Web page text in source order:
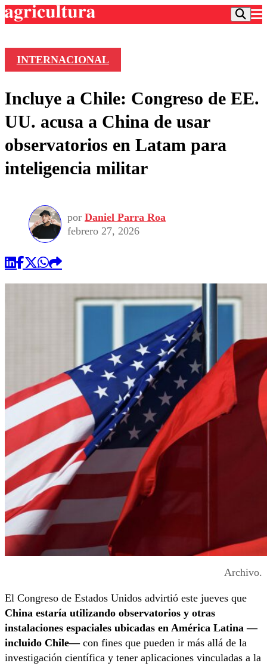
Frecuencias
Agricultura TV
Deportes
Colo Colo
Motor
Torneo Internacional
Torneo Nacional
Entretención
Noticias
Internacional
Nacional
Vida Social
Programas
Comercial
INTERNACIONAL
Incluye a Chile: Congreso de EE.
UU. acusa a China de usar
observatorios en Latam para
inteligencia militar
por Daniel Parra Roa
febrero 27, 2026
Archivo.
El Congreso de Estados Unidos advirtió este jueves que
China estaría utilizando observatorios y otras
instalaciones espaciales ubicadas en América Latina —
incluido Chile— con fines que pueden ir más allá de la
investigación científica y tener aplicaciones vinculadas a la